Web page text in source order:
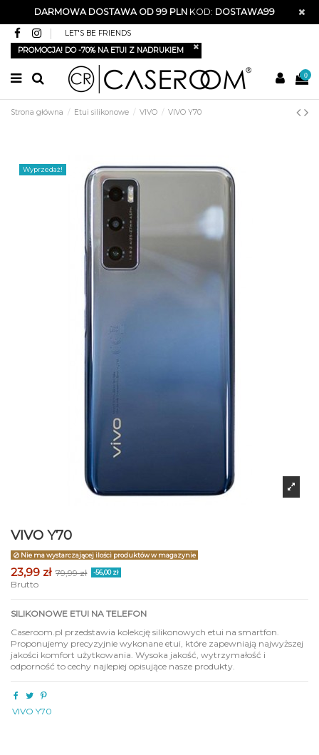
DARMOWA DOSTAWA OD 99 PLNKOD: DOSTAWA99
LET'S BE FRIENDS
PROMOCJA! DO -70% NA ETUI Z NADRUKIEM
0
Strona główna Etui silikonowe VIVO VIVO Y70
Wyprzedaż!
VIVO Y70
Nie ma wystarczającej ilości produktów w magazynie
23,99 zł 79,99 zł -56,00 zł
Brutto
SILIKONOWE ETUI NA TELEFON
Caseroom.pl przedstawia kolekcję silikonowych etui na smartfon.
Proponujemy precyzyjnie wykonane etui, które zapewniają najwyższej
jakości komfort użytkowania. Wysoka jakość, wytrzymałość i
odporność to cechy najlepiej opisujące nasze produkty.
VIVO Y70